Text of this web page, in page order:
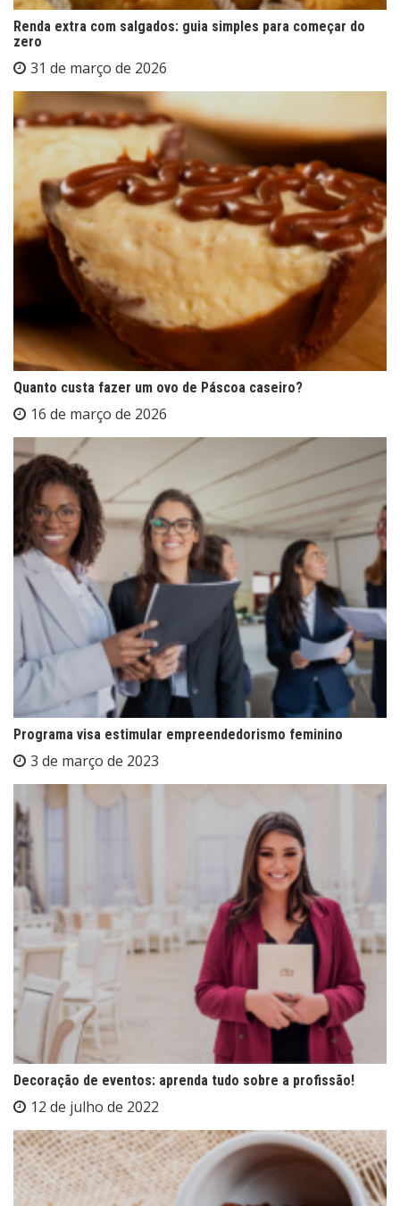
Renda extra com salgados: guia simples para começar do
zero
31 de março de 2026
Quanto custa fazer um ovo de Páscoa caseiro?
16 de março de 2026
Programa visa estimular empreendedorismo feminino
3 de março de 2023
Decoração de eventos: aprenda tudo sobre a profissão!
12 de julho de 2022